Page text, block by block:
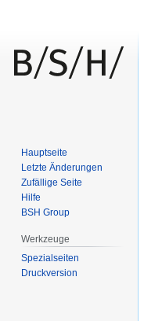
Hauptseite
Letzte Änderungen
Zufällige Seite
Hilfe
BSH Group
Werkzeuge
Spezialseiten
Druckversion